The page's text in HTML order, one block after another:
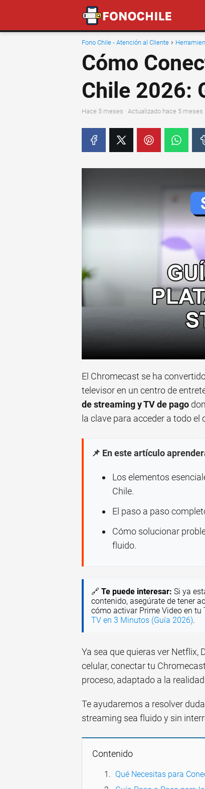
Fono Chile - Atención al Cliente
Cómo
Chile 2026:
hace 5 meses · Actualizado hace 5 meses
El Chromecast se ha
televisor en un centro de
de streaming y TV de pago
la clave para acceder a todo el
📌 En este artículo
Los elementos
Chile.
El paso a paso
Cómo solucionar
fluido.
🔗 Te puede interesar: Si ya
contenido, asegúrate de tener
cómo activar Prime Video en tu
TV en 3 Minutos (Guía 2026).
Ya sea que quieras ver Netflix,
celular, conectar tu
proceso, adaptado a la
Te ayudaremos a resolver
streaming sea fluido y sin
Contenido
Qué Necesitas para